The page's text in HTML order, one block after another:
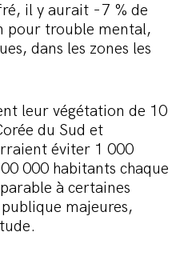
il y aurait −7 % de
pour trouble mental,
dans les zones les
leur végétation de 10
du Sud et
éviter 1 000
000 habitants chaque
à certaines
majeures,